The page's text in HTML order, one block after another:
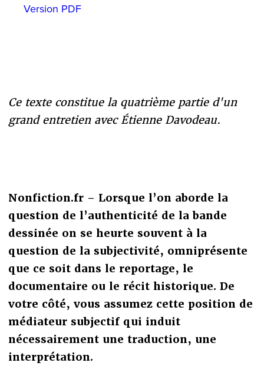
Version PDF
Ce texte constitue la quatrième partie d'un
grand entretien avec Étienne Davodeau.
Nonfiction.fr – Lorsque l’on aborde la
question de l’authenticité de la bande
dessinée on se heurte souvent à la
question de la subjectivité, omniprésente
que ce soit dans le reportage, le
documentaire ou le récit historique. De
votre côté, vous assumez cette position de
médiateur subjectif qui induit
nécessairement une traduction, une
interprétation.